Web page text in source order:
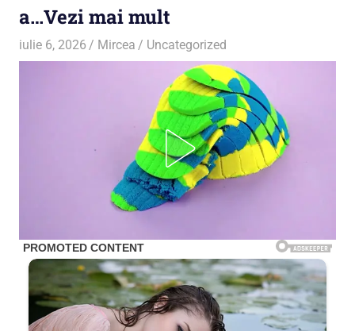
a…Vezi mai mult
iulie 6, 2026 Mircea Uncategorized